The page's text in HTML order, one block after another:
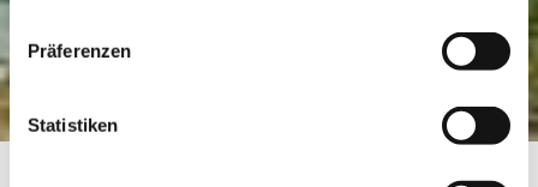
Präferenzen
Statistiken